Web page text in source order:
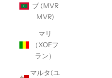
ブ (MVR
MVR)
マリ
（XOFフ
ラン）
マルタ(ユ